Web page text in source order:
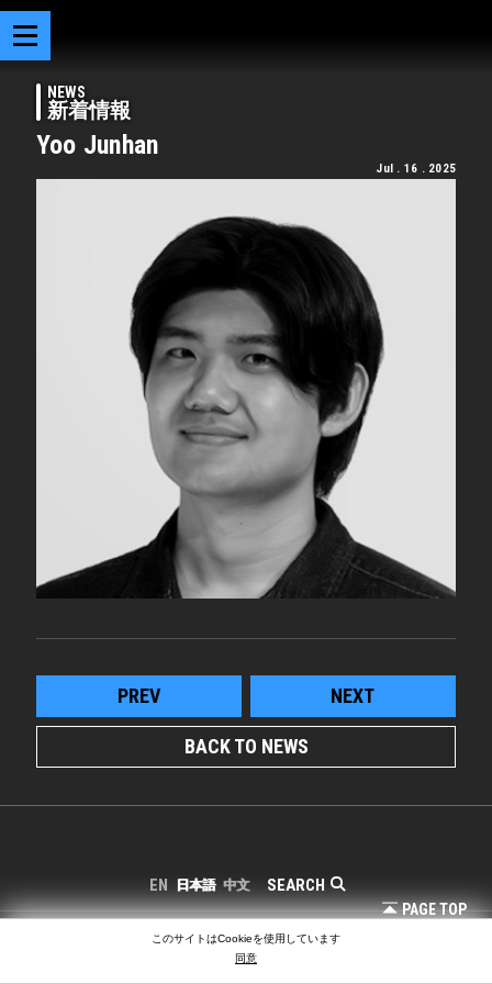
NEWS
新着情報
Yoo Junhan
Jul . 16 . 2025
PREV NEXT
BACK TO NEWS
SEARCH
EN 日本語 中文
PAGE TOP
このサイトはCookieを使用しています
同意